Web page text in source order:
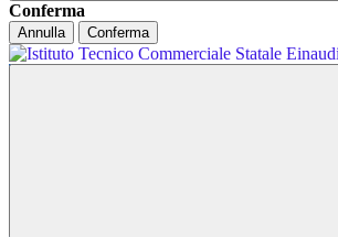
Conferma
Annulla Conferma